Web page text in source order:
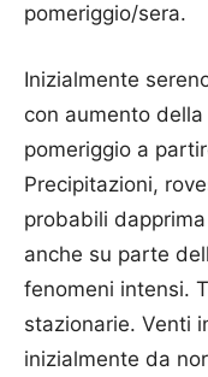
pomeriggio/sera.
Inizialmente
con aumento
pomeriggio a
Precipitazioni,
probabili
anche su parte
fenomeni intensi.
stazionarie. Venti
inizialmente da